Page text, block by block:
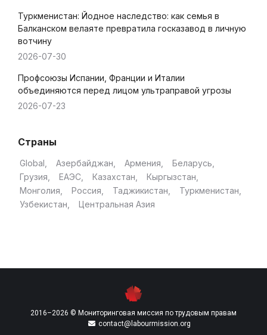
Туркменистан: Йодное наследство: как семья в
Балканском велаяте превратила госказавод в личную
вотчину
2026-07-30
Профсоюзы Испании, Франции и Италии
объединяются перед лицом ультраправой угрозы
2026-07-23
Страны
Global Азербайджан Армения
Беларусь
Грузия
ЕАЭС Казахстан
Кыргызстан
Монголия
Россия Таджикистан
Туркменистан
Узбекистан
Центральная Азия
2016–2026 © Мониторинговая миссия по трудовым правам
contact@labourmission.org